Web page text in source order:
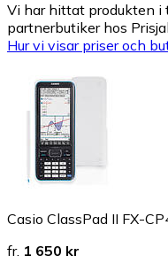
Vi har hittat produkten i
partnerbutiker hos
Hur vi visar priser och
Casio ClassPad II FX-
fr. 1 650 kr